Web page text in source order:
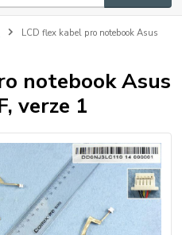
LCD flex kabel pro notebook Asus
notebook Asus
verze 1